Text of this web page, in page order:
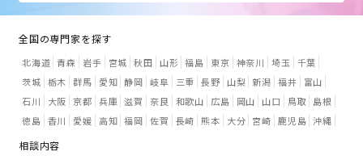
全国の専門家を探す
北海道 青森 岩手 宮城 秋田 山形 福島 東京 神奈川 埼玉
千葉
茨城 栃木 群馬 愛知 静岡 岐阜 三重 長野 山梨 新潟 福井
富山
石川
大阪 京都 兵庫 滋賀 奈良 和歌山 広島 岡山 山口 鳥取
島根
徳島 香川 愛媛 高知 福岡 佐賀 長崎 熊本 大分 宮崎 鹿児島 沖縄
相談内容